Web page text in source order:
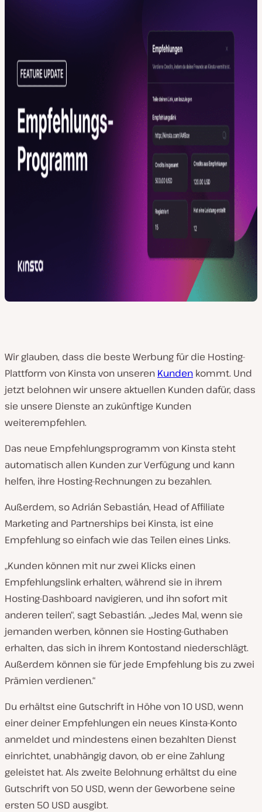
Wir glauben, dass die beste Werbung für die Hosting-
Plattform von Kinsta von unseren Kunden kommt. Und
jetzt belohnen wir unsere aktuellen Kunden dafür, dass
sie unsere Dienste an zukünftige Kunden
weiterempfehlen.
Das neue Empfehlungsprogramm von Kinsta steht
automatisch allen Kunden zur Verfügung und kann
helfen, ihre Hosting-Rechnungen zu bezahlen.
Außerdem, so Adrián Sebastián, Head of Affiliate
Marketing and Partnerships bei Kinsta, ist eine
Empfehlung so einfach wie das Teilen eines Links.
„Kunden können mit nur zwei Klicks einen
Empfehlungslink erhalten, während sie in ihrem
Hosting-Dashboard navigieren, und ihn sofort mit
anderen teilen“, sagt Sebastián. „Jedes Mal, wenn sie
jemanden werben, können sie Hosting-Guthaben
erhalten, das sich in ihrem Kontostand niederschlägt.
Außerdem können sie für jede Empfehlung bis zu zwei
Prämien verdienen.“
Du erhältst eine Gutschrift in Höhe von 10 USD, wenn
einer deiner Empfehlungen ein neues Kinsta-Konto
anmeldet und mindestens einen bezahlten Dienst
einrichtet, unabhängig davon, ob er eine Zahlung
geleistet hat. Als zweite Belohnung erhältst du eine
Gutschrift von 50 USD, wenn der Geworbene seine
ersten 50 USD ausgibt.